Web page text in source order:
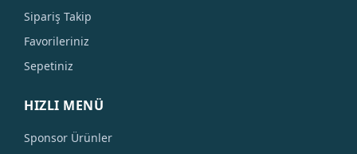
Sipariş Takip
Favorileriniz
Sepetiniz
HIZLI MENÜ
Sponsor Ürünler